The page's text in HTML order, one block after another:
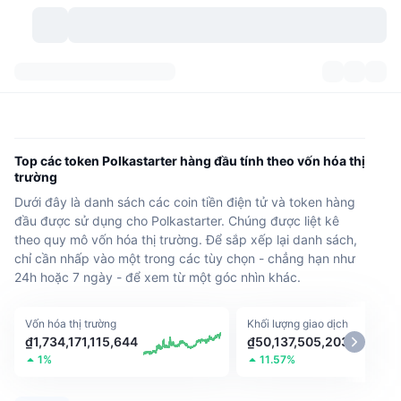
Xem Nhanh Lịch Sử Thị Trường
Mở khóa token
Lợi nhuận
Tổng quan thị trường
Thị trường Spot
Số lượng tiền mã hóa
Kho bạc Bitcoin
Xu hướng
Mới
Tăng giá
Trình khám phá Meme
Trao đổi
Sàn giao dịch tập trung
Giao ngay
Phái sinh
Cộng đồng
Feeds
Chủ đề
API
API
Sản phẩm
Sản phẩm
Top các token Polkastarter hàng đầu tính theo vốn hóa thị
trường
Dưới đây là danh sách các coin tiền điện tử và token hàng
đầu được sử dụng cho Polkastarter. Chúng được liệt kê
theo quy mô vốn hóa thị trường. Để sắp xếp lại danh sách,
chỉ cần nhấp vào một trong các tùy chọn - chẳng hạn như
24h hoặc 7 ngày - để xem từ một góc nhìn khác.
Vốn hóa thị trường
₫1,734,171,115,644
1%
Khối lượng giao dịch
₫50,137,505,203
11.57%